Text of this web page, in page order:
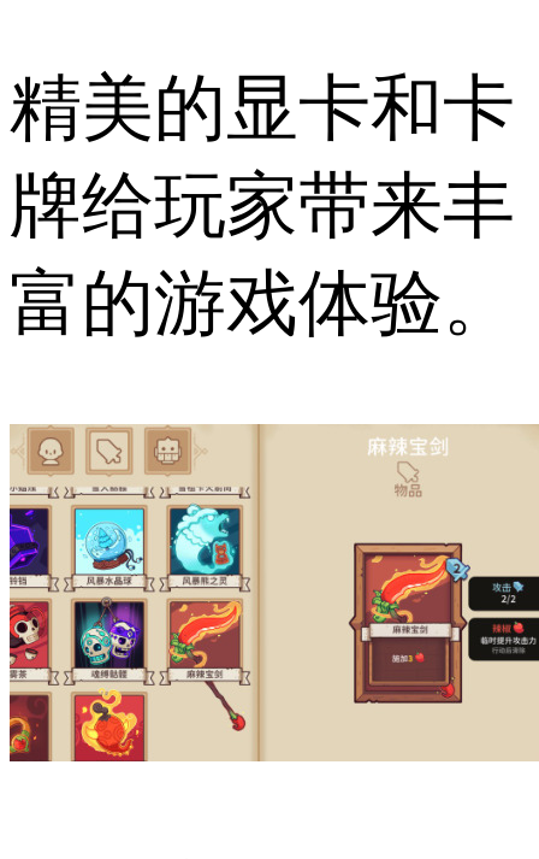
精美的显卡和卡
牌给玩家带来丰
富的游戏体验。